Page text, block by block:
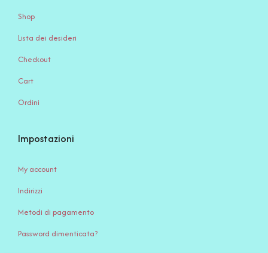
Shop
Lista dei desideri
Checkout
Cart
Ordini
Impostazioni
My account
Indirizzi
Metodi di pagamento
Password dimenticata?